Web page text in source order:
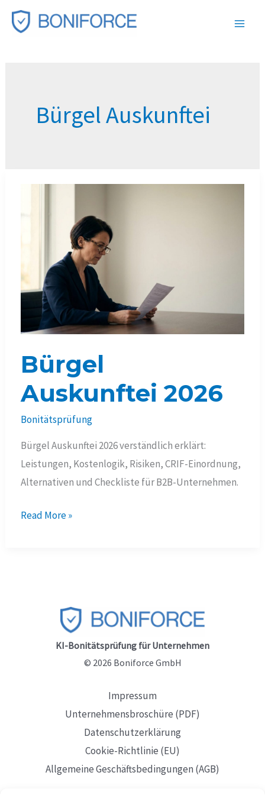
Zum
Inhalt
Bürgel Auskunftei
Bürgel
Auskunftei 2026
Bonitätsprüfung
Bürgel Auskunftei 2026 verständlich erklärt:
Leistungen, Kostenlogik, Risiken, CRIF-Einordnung,
Alternativen und Checkliste für B2B-Unternehmen.
Bürgel
Read More »
KI-Bonitätsprüfung für Unternehmen
© 2026 Boniforce GmbH
Impressum
Unternehmensbroschüre (PDF)
Datenschutzerklärung
Cookie-Richtlinie (EU)
Allgemeine Geschäftsbedingungen (AGB)